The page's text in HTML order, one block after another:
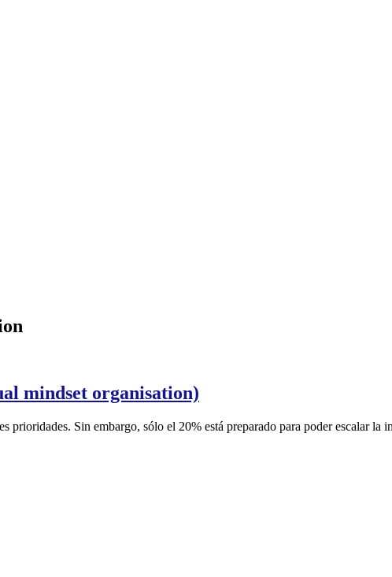
mindset organisation)
prioridades. Sin embargo, sólo el 20% está preparado para poder escalar